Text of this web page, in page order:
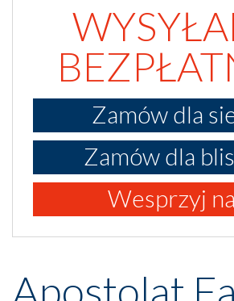
Zamów dla
Zamów dla
Wesprzyj
Apostolat